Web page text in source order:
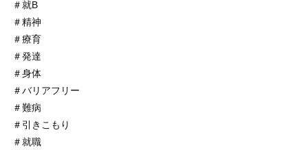
＃就B
＃精神
＃療育
＃発達
＃身体
＃バリアフリー
＃難病
＃引きこもり
＃就職